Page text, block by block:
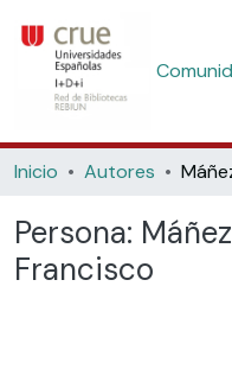
Inicio Autores
Persona:
Francisco